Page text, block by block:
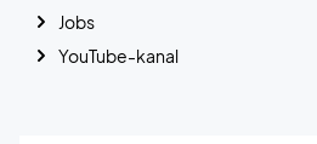
Jobs
YouTube-kanal